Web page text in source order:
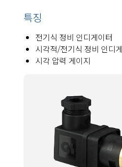
특징
전기식 정비 인디게이터
시각적/전기식 정비 인디
시각 압력 게이지